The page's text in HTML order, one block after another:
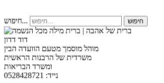
חיפוש... חיפוש
דוד דדון
מוהל מוסמך מטעם הוועדה הבין
משרדית של הרבנות הראשית
ומשרד הבריאות
נייד: 0528428721